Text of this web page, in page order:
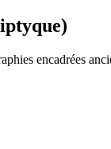
encadrées